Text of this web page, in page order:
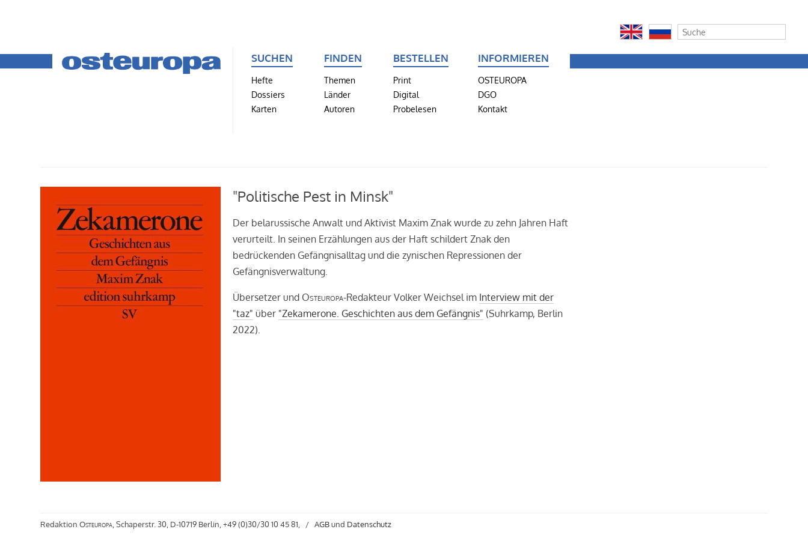
SUCHEN
Hefte
Dossiers
Karten
FINDEN
Themen
Länder
Autoren
BESTELLEN
Print
Digital
Probelesen
INFORMIEREN
OSTEUROPA
DGO
Kontakt
"Politische Pest in Minsk"
Der belarussische Anwalt und Aktivist Maxim Znak wurde zu zehn Jahren Haft
verurteilt. In seinen Erzählungen aus der Haft schildert Znak den
bedrückenden Gefängnisalltag und die zynischen Repressionen der
Gefängnisverwaltung.
Übersetzer und Osteuropa-Redakteur Volker Weichsel im Interview mit der
"taz" über "Zekamerone. Geschichten aus dem Gefängnis" (Suhrkamp, Berlin
2022).
RedaktionOsteuropa , Schaperstr. 30, D-10719 Berlin, +49 (0)30/30 10 45 81, /AGBund Datenschutz